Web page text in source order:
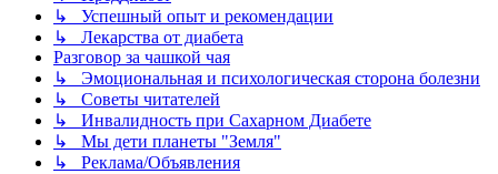
↳ Успешный опыт и рекомендации
↳ Лекарства от диабета
Разговор за чашкой чая
↳ Эмоциональная и психологическая сторона болезни
↳ Советы читателей
↳ Инвалидность при Сахарном Диабете
↳ Мы дети планеты "Земля"
↳ Реклама/Объявления